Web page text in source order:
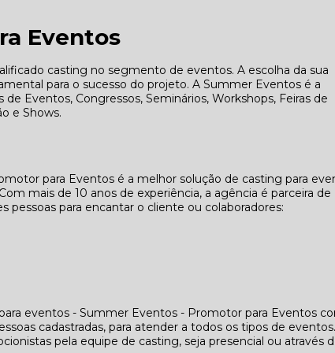
Eventos
casting no segmento de eventos. A escolha da sua
para o sucesso do projeto. A Summer Eventos é a
Eventos, Congressos, Seminários, Workshops, Feiras de
e Shows.
para Eventos é a melhor solução de casting para
mais de 10 anos de experiência, a agência é parceira de
pessoas para encantar o cliente ou colaboradores:
eventos - Summer Eventos - Promotor para Eventos
cadastradas, para atender a todos os tipos de eventos.
pela equipe de casting, seja presencial ou através